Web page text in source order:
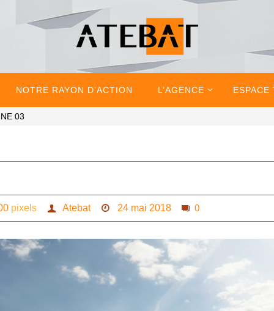
NOTRE RAYON D’ACTION L’AGENCE ESPACE
03
pixels Atebat 24 mai 2018 0